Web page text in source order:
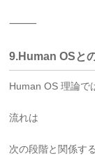
⸻
9.Human OSと
Human OS 理論で
流れは
次の段階と関係する